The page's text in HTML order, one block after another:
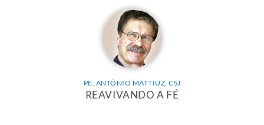
PE. ANTÔNIO MATTIUZ, CSJ
REAVIVANDO A FÉ